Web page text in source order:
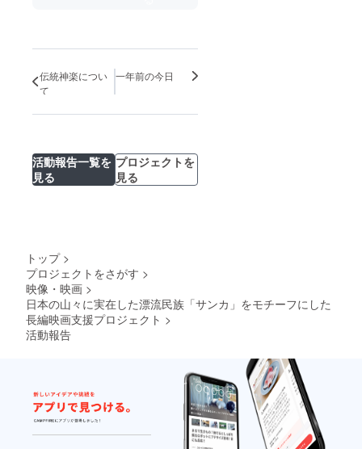
伝統神楽につい
て
一年前の今日
活動報告一覧を
見る
プロジェクトを
見る
トップ >
プロジェクトをさがす >
映像・映画 >
日本の山々に実在した漂流民族「サンカ」をモチーフにした
長編映画支援プロジェクト >
活動報告